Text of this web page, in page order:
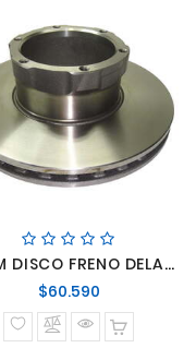
FRUM DISCO FRENO DELANTERO ACCELO LO-915 LO-916 MERCEDES BENZ
$60.590Precio
normal